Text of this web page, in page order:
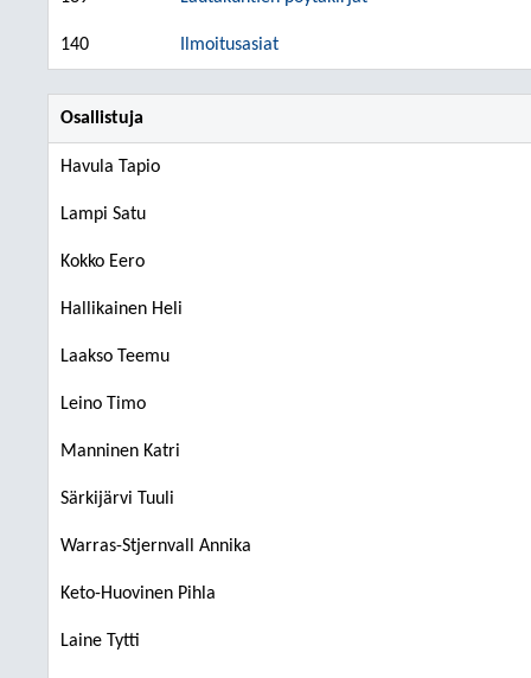
140 Ilmoitusasiat
Osallistuja
Havula Tapio
Lampi Satu
Kokko Eero
Hallikainen Heli
Laakso Teemu
Leino Timo
Manninen Katri
Särkijärvi Tuuli
Warras-Stjernvall Annika
Keto-Huovinen Pihla
Laine Tytti